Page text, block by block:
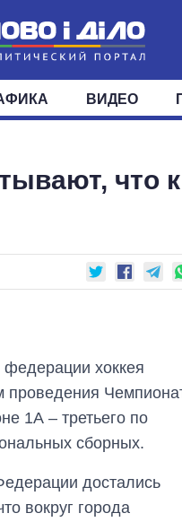
ЭКОНОМИКА ОБЩЕСТВО
КОМИТЕТЫ ФРАКЦИИ
ВИДЕО
что к
хоккея
проведения
1А – третьего по
сборных.
достались
вокруг города